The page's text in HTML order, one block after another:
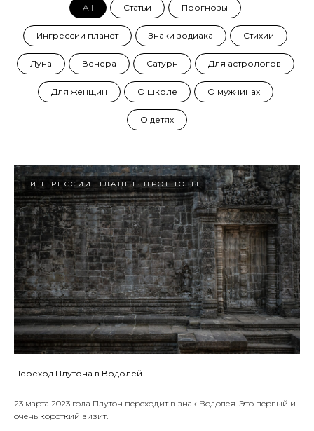
All Статьи Прогнозы
Ингрессии планет Знаки зодиака Стихии
Луна Венера Сатурн Для астрологов
Для женщин О школе О мужчинах
О детях
ИНГРЕССИИ ПЛАНЕТ ПРОГНОЗЫ
Переход Плутона в Водолей
23 марта 2023 года Плутон переходит в знак Водолея. Это первый и
очень короткий визит.